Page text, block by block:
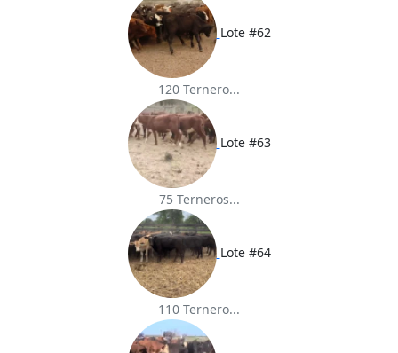
Lote #62
120 Ternero...
Lote #63
75 Terneros...
Lote #64
110 Ternero...